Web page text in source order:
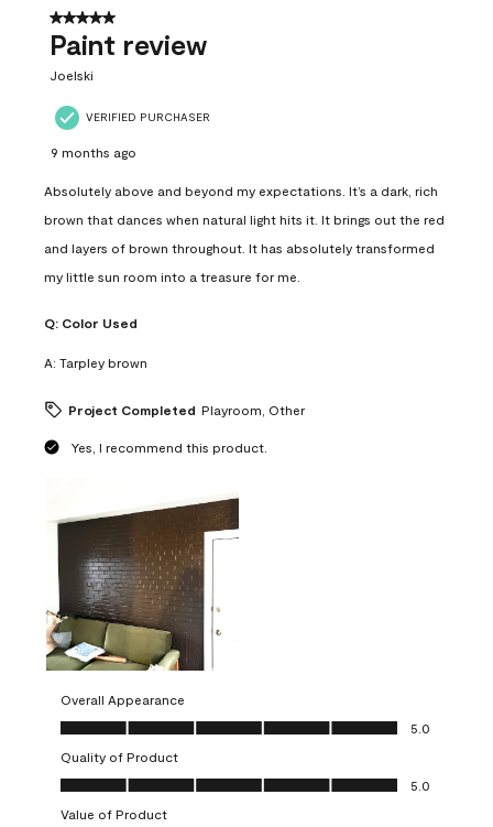
10
Reviews
5 out of 5 stars.
Paint review
Joelski
VERIFIED PURCHASER
9 months ago
Absolutely above and beyond my expectations. It’s a dark, rich
brown that dances when natural light hits it. It brings out the red
and layers of brown throughout. It has absolutely transformed
my little sun room into a treasure for me.
Q: Color Used
A: Tarpley brown
Project Completed Playroom, Other
Yes, I recommend this product.
Overall Appearance
Overall Appearance, 5.0 out of 5
5.0
Quality of Product
Quality of Product, 5.0 out of 5
5.0
Value of Product